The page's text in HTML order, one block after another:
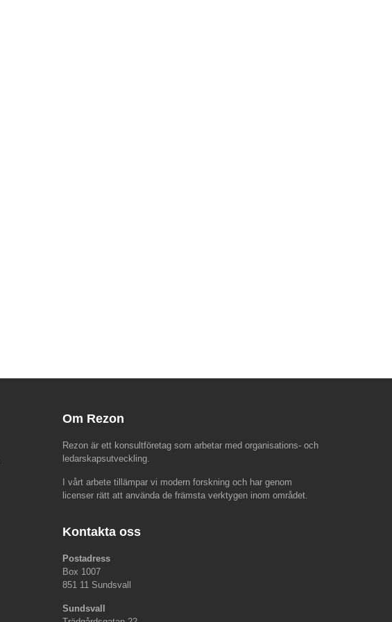
Om Rezon
Rezon är ett konsultföretag som arbetar med organisations- och
ledarskapsutveckling.
I vårt arbete tillämpar vi modern forskning och har genom
licenser rätt att använda de främsta verktygen inom området.
Kontakta oss
Postadress
Box 1007
851 11 Sundsvall
Sundsvall